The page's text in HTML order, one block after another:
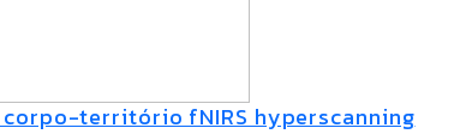
território fNIRS hyperscanning